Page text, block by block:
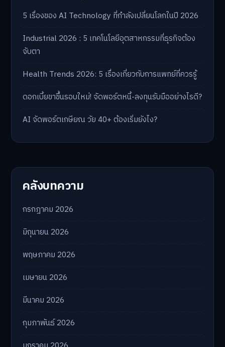
5 เรื่องของ AI Technology ที่กำลังเปลี่ยนโลกในปี 2026
Industrial 2026 : 5 เทคโนโลยีอุตสาหกรรมที่ธุรกิจต้อง
จับตา
Health Trends 2026: 5 เรื่องเกี่ยวกับการแพทย์ที่ควรรู้
ดอกเบี้ยขาขึ้นรอบใหม่! จัดพอร์ตหนี้-ลงทุนรับมืออย่างไรดี?
AI จัดพอร์ตเกษียณ วัย 40+ ต้องเริ่มยังไง?
คลังบทความ
กรกฎาคม 2026
มิถุนายน 2026
พฤษภาคม 2026
เมษายน 2026
มีนาคม 2026
กุมภาพันธ์ 2026